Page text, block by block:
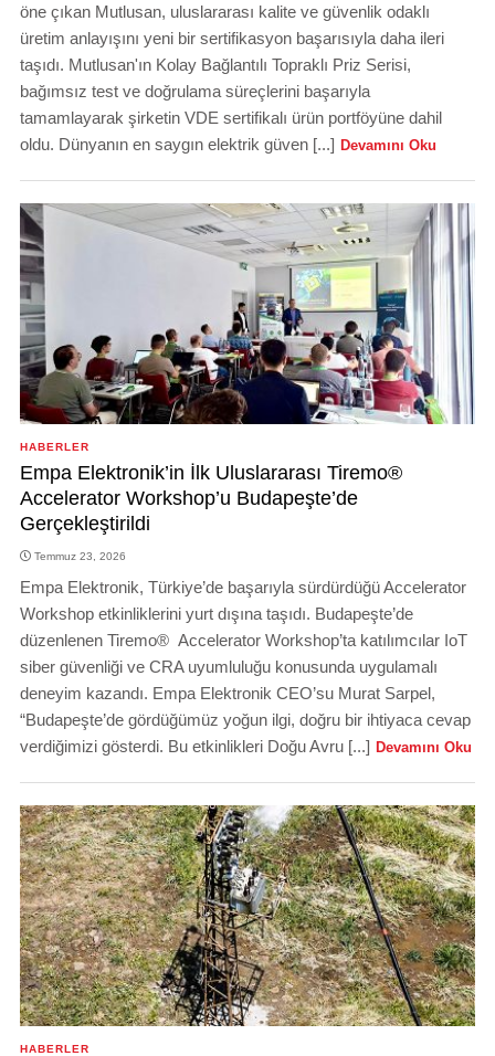
öne çıkan Mutlusan, uluslararası kalite ve güvenlik odaklı
üretim anlayışını yeni bir sertifikasyon başarısıyla daha ileri
taşıdı. Mutlusan'ın Kolay Bağlantılı Topraklı Priz Serisi,
bağımsız test ve doğrulama süreçlerini başarıyla
tamamlayarak şirketin VDE sertifikalı ürün portföyüne dahil
oldu. Dünyanın en saygın elektrik güven [...] Devamını Oku
HABERLER
Empa Elektronik’in İlk Uluslararası Tiremo®
Accelerator Workshop’u Budapeşte’de
Gerçekleştirildi
Temmuz 23, 2026
Empa Elektronik, Türkiye’de başarıyla sürdürdüğü Accelerator
Workshop etkinliklerini yurt dışına taşıdı. Budapeşte’de
düzenlenen Tiremo® Accelerator Workshop’ta katılımcılar IoT
siber güvenliği ve CRA uyumluluğu konusunda uygulamalı
deneyim kazandı. Empa Elektronik CEO’su Murat Sarpel,
“Budapeşte’de gördüğümüz yoğun ilgi, doğru bir ihtiyaca cevap
verdiğimizi gösterdi. Bu etkinlikleri Doğu Avru [...] Devamını Oku
HABERLER